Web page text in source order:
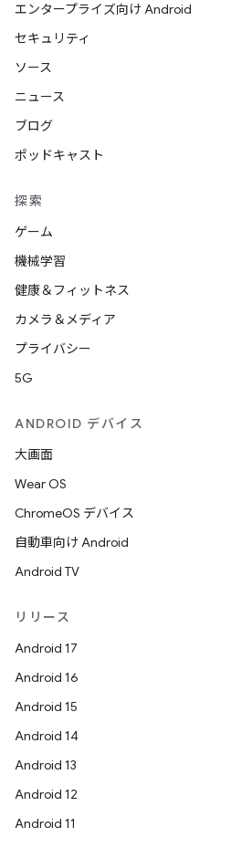
エンタープライズ向け Android
セキュリティ
ソース
ニュース
ブログ
ポッドキャスト
探索
ゲーム
機械学習
健康＆フィットネス
カメラ＆メディア
プライバシー
5G
ANDROID デバイス
大画面
Wear OS
ChromeOS デバイス
自動車向け Android
Android TV
リリース
Android 17
Android 16
Android 15
Android 14
Android 13
Android 12
Android 11